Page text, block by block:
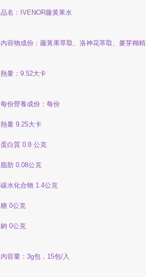
品名：IVENOR藤黃果水
內容物成份：藤黃果萃取、洛神花萃取、麥芽糊精
熱量：9.52大卡
每份營養成份：每份
熱量 9.25大卡
蛋白質 0.8 公克
脂肪 0.08公克
碳水化合物 1.4公克
糖 0公克
鈉 0公克
內容量：3g包，15包/入